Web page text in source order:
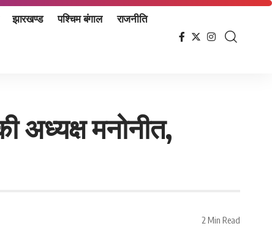
झारखण्ड पश्चिम बंगाल राजनीति
अध्यक्ष मनोनीत,
2 Min Read